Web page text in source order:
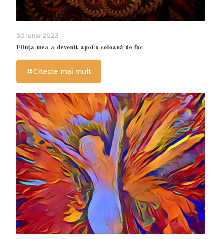
30 iunie 2023
Ființa mea a devenit apoi o coloană de foc
Citește mai mult